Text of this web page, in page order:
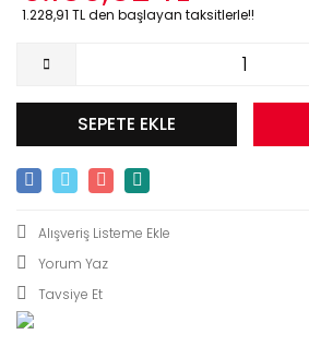
1.228,91 TL den başlayan taksitlerle!!
SEPETE EKLE
Yorum Yaz
Tavsiye Et